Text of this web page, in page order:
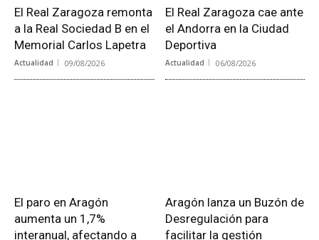
El Real Zaragoza remonta
a la Real Sociedad B en el
Memorial Carlos Lapetra
Actualidad 09/08/2026
El Real Zaragoza cae ante
el Andorra en la Ciudad
Deportiva
Actualidad 06/08/2026
El paro en Aragón
aumenta un 1,7%
interanual, afectando a
Aragón lanza un Buzón de
Desregulación para
facilitar la gestión